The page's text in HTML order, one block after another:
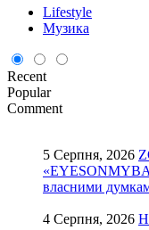
Lifestyle
Музика
Recent
Popular
Comment
5 Серпня, 2026
власними
4 Серпня, 2026